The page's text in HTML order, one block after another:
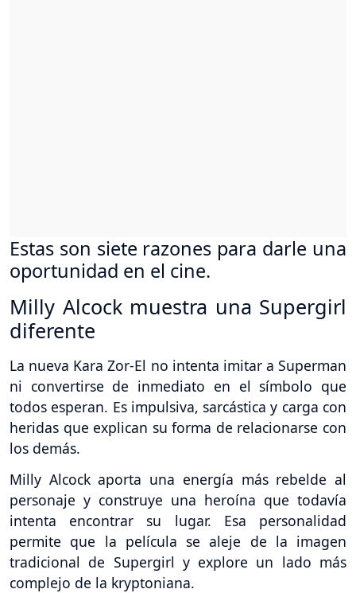
Estas son siete razones para darle una
oportunidad en el cine.
Milly Alcock muestra una Supergirl
diferente
La nueva Kara Zor-El no intenta imitar a Superman
ni convertirse de inmediato en el símbolo que
todos esperan. Es impulsiva, sarcástica y carga con
heridas que explican su forma de relacionarse con
los demás.
Milly Alcock aporta una energía más rebelde al
personaje y construye una heroína que todavía
intenta encontrar su lugar. Esa personalidad
permite que la película se aleje de la imagen
tradicional de Supergirl y explore un lado más
complejo de la kryptoniana.